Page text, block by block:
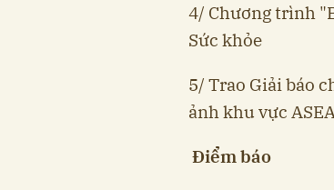
4/ Chương trình
Sức khỏe
5/ Trao Giải báo
ảnh khu vực
Điểm báo